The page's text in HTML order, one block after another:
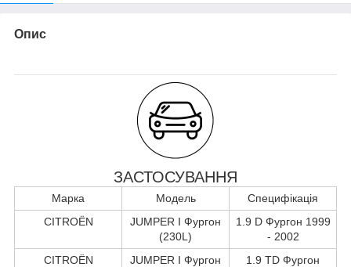
Опис
ЗАСТОСУВАННЯ
Марка Модель
Специфікація
CITROËN
JUMPER I Фургон
(230L)
1.9 D Фургон 1999
- 2002
CITROËN
JUMPER I Фургон
1.9 TD Фургон